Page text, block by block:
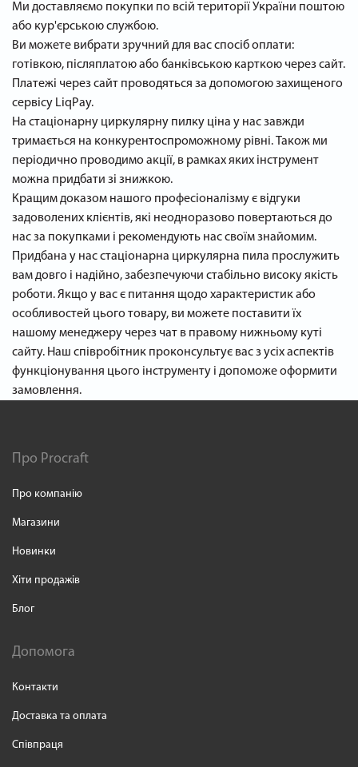
Ми доставляємо покупки по всій території України поштою
або кур'єрською службою.
Ви можете вибрати зручний для вас спосіб оплати:
готівкою, післяплатою або банківською карткою через сайт.
Платежі через сайт проводяться за допомогою захищеного
сервісу LiqPay.
На стаціонарну циркулярну пилку ціна у нас завжди
тримається на конкурентоспроможному рівні. Також ми
періодично проводимо акції, в рамках яких інструмент
можна придбати зі знижкою.
Кращим доказом нашого професіоналізму є відгуки
задоволених клієнтів, які неодноразово повертаються до
нас за покупками і рекомендують нас своїм знайомим.
Придбана у нас стаціонарна циркулярна пила прослужить
вам довго і надійно, забезпечуючи стабільно високу якість
роботи. Якщо у вас є питання щодо характеристик або
особливостей цього товару, ви можете поставити їх
нашому менеджеру через чат в правому нижньому куті
сайту. Наш співробітник проконсультує вас з усіх аспектів
функціонування цього інструменту і допоможе оформити
замовлення.
Про Procraft
Про компанію
Магазини
Новинки
Хіти продажів
Блог
Допомога
Контакти
Доставка та оплата
Співпраця